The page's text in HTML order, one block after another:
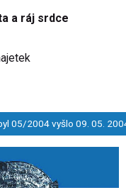
a ráj srdce
05/2004 vyšlo 09. 05.